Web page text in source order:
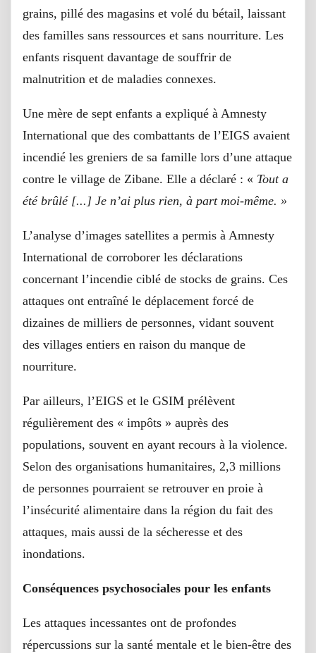
grains, pillé des magasins et volé du bétail, laissant
des familles sans ressources et sans nourriture. Les
enfants risquent davantage de souffrir de
malnutrition et de maladies connexes.
Une mère de sept enfants a expliqué à Amnesty
International que des combattants de l’EIGS avaient
incendié les greniers de sa famille lors d’une attaque
contre le village de Zibane. Elle a déclaré : « Tout a
été brûlé [...] Je n’ai plus rien, à part moi-même. »
L’analyse d’images satellites a permis à Amnesty
International de corroborer les déclarations
concernant l’incendie ciblé de stocks de grains. Ces
attaques ont entraîné le déplacement forcé de
dizaines de milliers de personnes, vidant souvent
des villages entiers en raison du manque de
nourriture.
Par ailleurs, l’EIGS et le GSIM prélèvent
régulièrement des « impôts » auprès des
populations, souvent en ayant recours à la violence.
Selon des organisations humanitaires, 2,3 millions
de personnes pourraient se retrouver en proie à
l’insécurité alimentaire dans la région du fait des
attaques, mais aussi de la sécheresse et des
inondations.
Conséquences psychosociales pour les enfants
Les attaques incessantes ont de profondes
répercussions sur la santé mentale et le bien-être des